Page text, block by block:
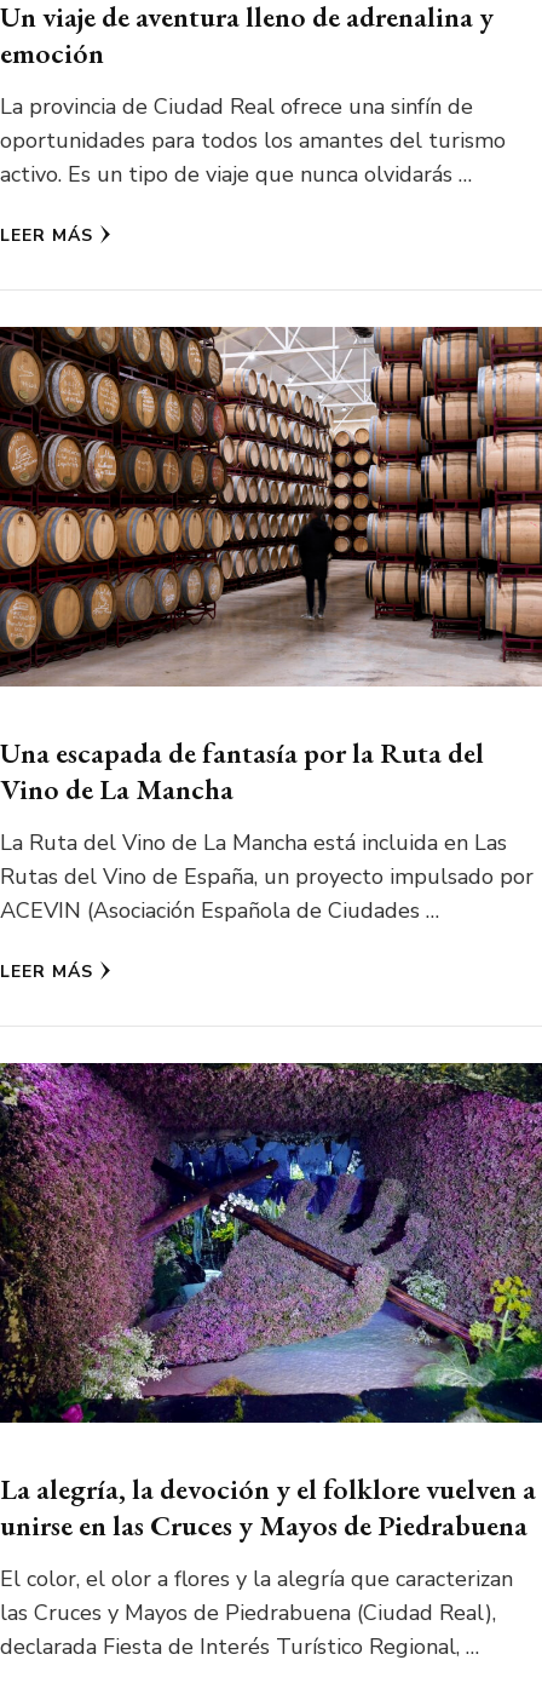
Un viaje de aventura lleno de adrenalina y
emoción
La provincia de Ciudad Real ofrece una sinfín de
oportunidades para todos los amantes del turismo
activo. Es un tipo de viaje que nunca olvidarás …
LEER MÁS
Una escapada de fantasía por la Ruta del
Vino de La Mancha
La Ruta del Vino de La Mancha está incluida en Las
Rutas del Vino de España, un proyecto impulsado por
ACEVIN (Asociación Española de Ciudades …
LEER MÁS
La alegría, la devoción y el folklore vuelven a
unirse en las Cruces y Mayos de Piedrabuena
El color, el olor a flores y la alegría que caracterizan
las Cruces y Mayos de Piedrabuena (Ciudad Real),
declarada Fiesta de Interés Turístico Regional, …